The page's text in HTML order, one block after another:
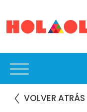
VOLVER ATRÁS